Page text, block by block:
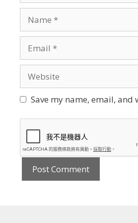
Save my name, email,